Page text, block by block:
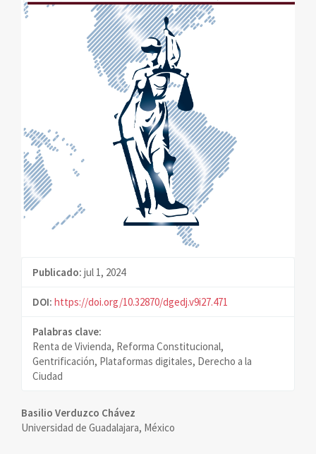
Publicado: jul 1, 2024
DOI: https://doi.org/10.32870/dgedj.v9i27.471
Palabras clave:
Renta de Vivienda, Reforma Constitucional,
Gentrificación, Plataformas digitales, Derecho a la
Ciudad
Contenido
Basilio Verduzco Chávez
Universidad de Guadalajara, México